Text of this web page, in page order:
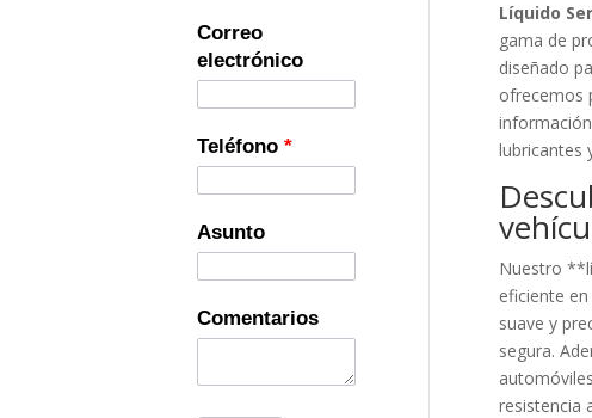
Líquido
gama de
diseñado
ofrecemos
lubricantes
Nuestro
eficiente
suave y
segura.
resistencia
Correo
electrónico
Teléfono*
Asunto
Comentarios